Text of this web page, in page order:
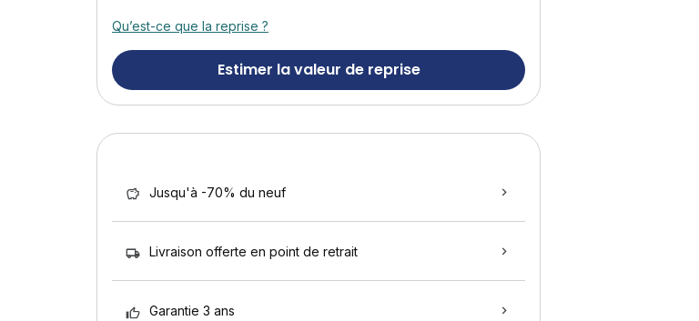
Qu’est-ce que la reprise ?
Estimer la valeur de reprise
Jusqu'à -70% du neuf
Livraison offerte en point de retrait
Garantie 3 ans